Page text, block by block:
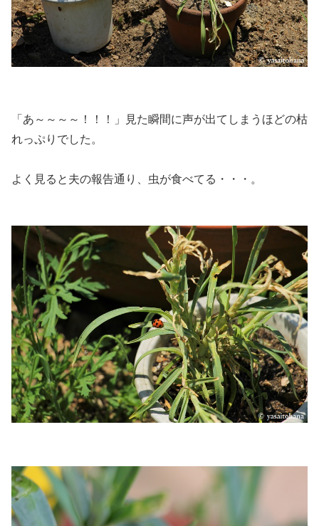
「あ～～～～！！！」見た瞬間に声が出てしまうほどの枯
れっぷりでした。
よく見ると夫の報告通り、虫が食べてる・・・。